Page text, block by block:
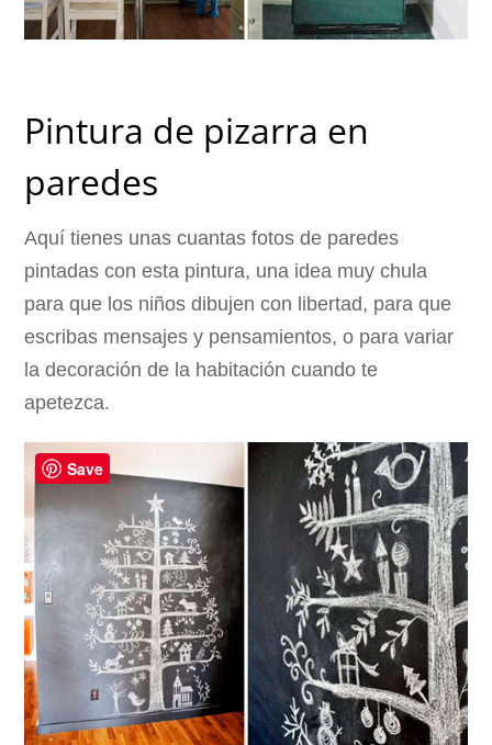
Pintura de pizarra en
paredes
Aquí tienes unas cuantas fotos de paredes
pintadas con esta pintura, una idea muy chula
para que los niños dibujen con libertad, para que
escribas mensajes y pensamientos, o para variar
la decoración de la habitación cuando te
apetezca.
Save